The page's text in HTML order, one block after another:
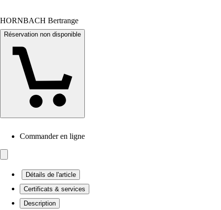
HORNBACH Bertrange
Réservation non disponible
Commander en ligne
Détails de l'article
Certificats & services
Description